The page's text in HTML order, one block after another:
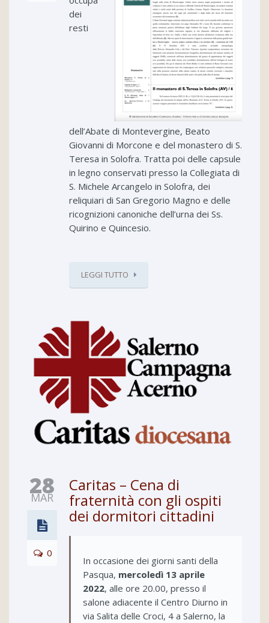
dei
resti
dell’Abate di Montevergine, Beato
Giovanni di Morcone e del monastero di S.
Teresa in Solofra. Tratta poi delle capsule
in legno conservati presso la Collegiata di
S. Michele Arcangelo in Solofra, dei
reliquiari di San Gregorio Magno e delle
ricognizioni canoniche dell’urna dei Ss.
Quirino e Quincesio.
LEGGI TUTTO
28
MAR
0
Caritas – Cena di
fraternità con gli ospiti
dei dormitori cittadini
In occasione dei giorni santi della
Pasqua, mercoledì 13 aprile
2022, alle ore 20.00, presso il
salone adiacente il Centro Diurno in
via Salita delle Croci, 4 a Salerno, la